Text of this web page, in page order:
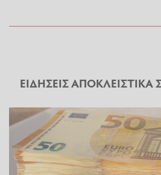
ΕΙΔΗΣΕΙΣ ΑΠΟΚΛΕΙΣΤΙΚΑ